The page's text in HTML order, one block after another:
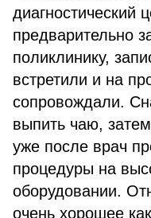
диагностический
предварительно
поликлинику,
встретили и на
сопровождали.
выпить чаю,
уже после врач
процедуры на
оборудовании.
очень хорошее